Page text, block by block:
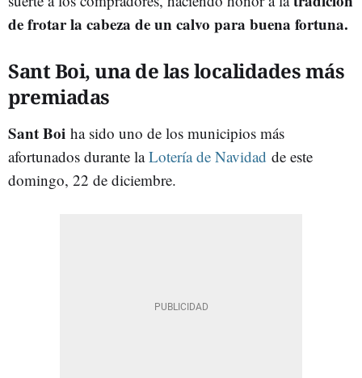
de frotar la cabeza de un calvo para buena fortuna.
Sant Boi, una de las localidades más
premiadas
Sant Boi ha sido uno de los municipios más
afortunados durante laLotería de Navidad de este
domingo, 22 de diciembre.